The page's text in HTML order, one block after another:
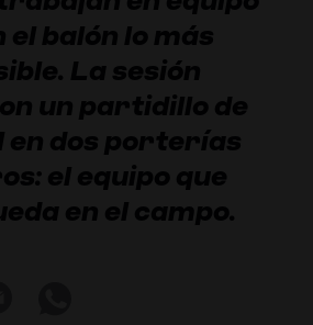
el balón lo más
La sesión
un partidillo de
en dos porterías
el equipo que
en el campo.